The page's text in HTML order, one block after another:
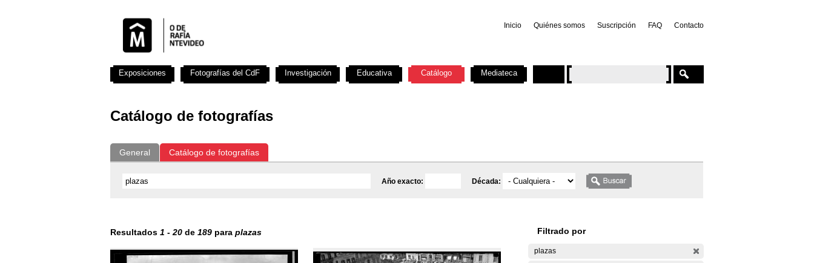
Inicio Quiénes somos Suscripción FAQ Contacto
Catálogo de fotografías
General Catálogo de fotografías
Año exacto: Década:
Resultados 1 - 20 de 189 para plazas Filtrado por
plazas
Exposiciones Fotografías del CdF Investigación Educativa Catálogo Mediateca